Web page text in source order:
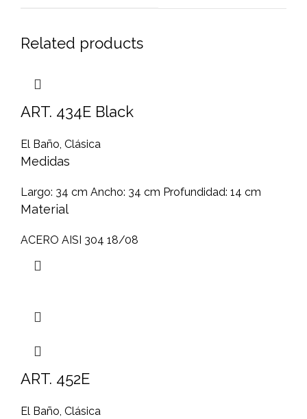
Related products
ART. 434E Black
El Baño, Clásica
Medidas
Largo: 34 cm Ancho: 34 cm Profundidad: 14 cm
Material
ACERO AISI 304 18/08
ART. 452E
El Baño, Clásica